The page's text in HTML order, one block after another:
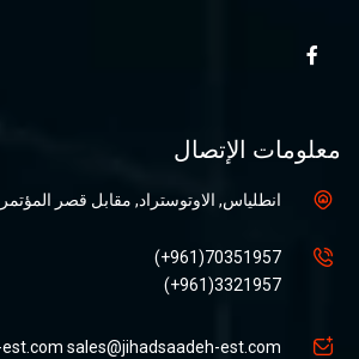
معلومات الإتصال
انطلياس, الاوتوستراد, مقابل قصر
70351957(961+)
3321957(961+)
sales@jihadsaadeh-est.com